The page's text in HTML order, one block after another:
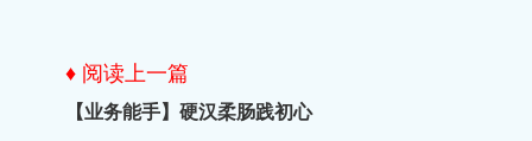
♦ 阅读上一篇
【业务能手】硬汉柔肠践初心